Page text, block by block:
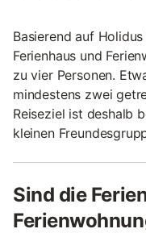
Basierend auf
Ferienhaus und
zu vier Personen.
mindestens zwei
Reiseziel ist deshalb
kleinen
Sind die